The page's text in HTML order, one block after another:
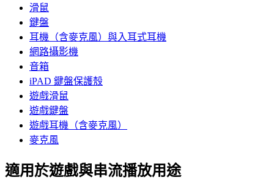
滑鼠
鍵盤
耳機（含麥克風）與入耳式耳機
網路攝影機
音箱
iPAD 鍵盤保護殼
遊戲滑鼠
遊戲鍵盤
遊戲耳機（含麥克風）
麥克風
適用於遊戲與串流播放用途